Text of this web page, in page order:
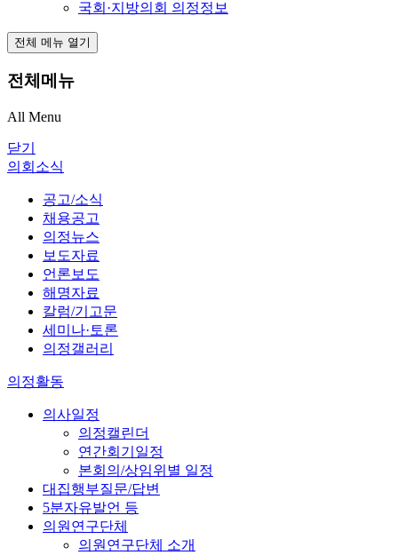
국회·지방의회 의정정보
전체 메뉴 열기
전체메뉴
All Menu
닫기
의회소식
공고/소식
채용공고
의정뉴스
보도자료
언론보도
해명자료
칼럼/기고문
세미나·토론
의정갤러리
의정활동
의사일정
의정캘린더
연간회기일정
본회의/상임위별 일정
대집행부질문/답변
5분자유발언 등
의원연구단체
의원연구단체 소개